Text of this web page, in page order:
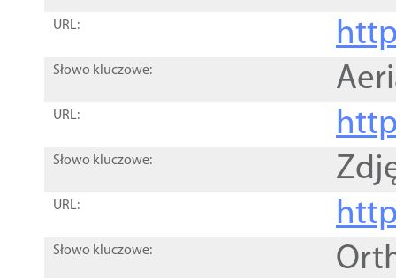
URL:
Słowo kluczowe:
URL:
Słowo kluczowe:
URL:
Słowo kluczowe: